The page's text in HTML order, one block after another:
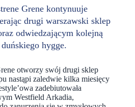
Grene kontynuuje
drugi warszawski sklep
odwiedzającym kolejną
hygge.
otworzy swój drugi sklep
nastąpi zaledwie kilka miesięcy
zadebiutowała
Westfield Arkadia,